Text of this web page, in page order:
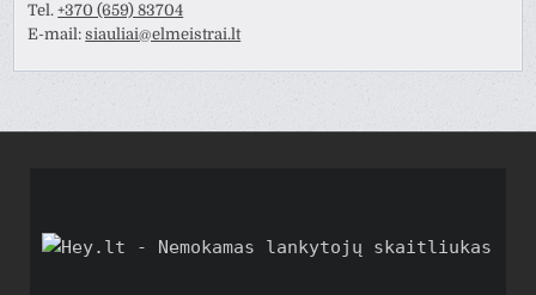
Tel.+370 (659) 83704
E-mail:siauliai@elmeistrai.lt